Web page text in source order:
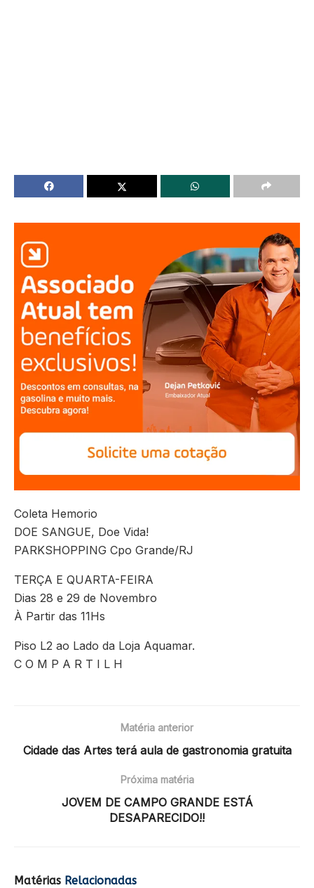
Coleta Hemorio
DOE SANGUE, Doe Vida!
PARKSHOPPING Cpo Grande/RJ
TERÇA E QUARTA-FEIRA
Dias 28 e 29 de Novembro
À Partir das 11Hs
Piso L2 ao Lado da Loja Aquamar.
C O M P A R T I L H
Matéria anterior
Cidade das Artes terá aula de gastronomia gratuita
Próxima matéria
JOVEM DE CAMPO GRANDE ESTÁ
DESAPARECIDO!!
Matérias Relacionadas